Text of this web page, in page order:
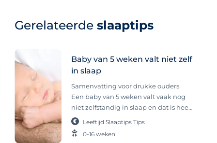
Gerelateerde slaaptips
Baby van 5 weken valt niet zelf
in slaap
Samenvatting voor drukke ouders
Een baby van 5 weken valt vaak nog
niet zelfstandig in slaap en dat is heel
normaal. Veel baby’s slapen alleen
met hulp of doen korte dutjes, wat bij
hun ontwikkeling hoort. Regelmaat,
Leeftijd Slaaptips Tips
0-16 weken